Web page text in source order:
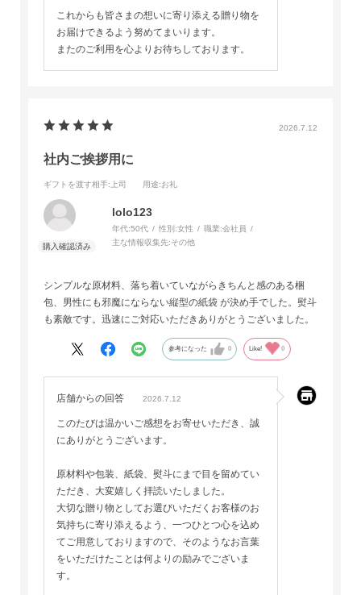
これからも皆さまの想いに寄り添える贈り物を
お届けできるよう努めてまいります。
またのご利用を心よりお待ちしております。
2026.7.12
社内ご挨拶用に
ギフトを渡す相手:上司 用途:お礼
lolo123
年代:50代 性別:女性 職業:会社員
主な情報収集先:その他
シンプルな原材料、落ち着いていながらきちんと感のある梱
包、男性にも邪魔にならない縦型の紙袋 が決め手でした。熨斗
も素敵です。迅速にご対応いただきありがとうございました。
参考になった 0 Like! 0
店舗からの回答 2026.7.12
このたびは温かいご感想をお寄せいただき、誠
にありがとうございます。
原材料や包装、紙袋、熨斗にまで目を留めてい
ただき、大変嬉しく拝読いたしました。
大切な贈り物としてお選びいただくお客様のお
気持ちに寄り添えるよう、一つひとつ心を込め
てご用意しておりますので、そのようなお言葉
をいただけたことは何よりの励みでございま
す。